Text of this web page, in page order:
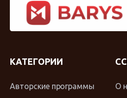
КАТЕГОРИИ
Авторские программы
О